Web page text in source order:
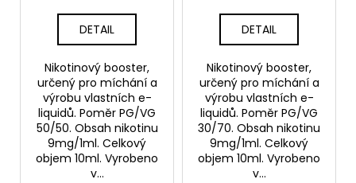
DETAIL
Nikotinový booster,
určený pro míchání a
výrobu vlastních e-
liquidů. Poměr PG/VG
50/50. Obsah nikotinu
9mg/1ml. Celkový
objem 10ml. Vyrobeno
v...
DETAIL
Nikotinový booster,
určený pro míchání a
výrobu vlastních e-
liquidů. Poměr PG/VG
30/70. Obsah nikotinu
9mg/1ml. Celkový
objem 10ml. Vyrobeno
v...